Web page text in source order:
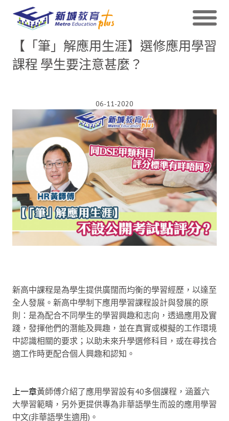
【「筆」解應用生涯】選修應用學習
課程 學生要注意甚麼？
06-11-2020
新高中課程是為學生提供廣闊而均衡的學習經歷，以達至
全人發展。新高中學制下應用學習課程設計與發展的原
則：是為配合不同學生的學習興趣和志向，透過應用及實
踐，發揮他們的潛能及興趣，並在真實或模擬的工作環境
中認識相關的要求；以助未來升學選修科目，或在尋找合
適工作時更配合個人興趣和認知。
上一章黃師傅介紹了應用學習設有40多個課程，涵蓋六
大學習範疇，另外更提供專為非華語學生而設的應用學習
中文(非華語學生適用)。